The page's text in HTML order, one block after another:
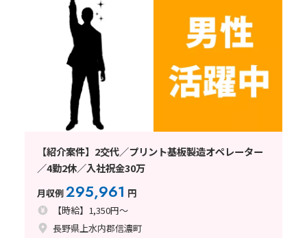
【紹介案件】2交代／プリント基板製造オペレーター
／4勤2休／入社祝金30万
月収例295,961 円
【時給】1,350円～
長野県上水内郡信濃町